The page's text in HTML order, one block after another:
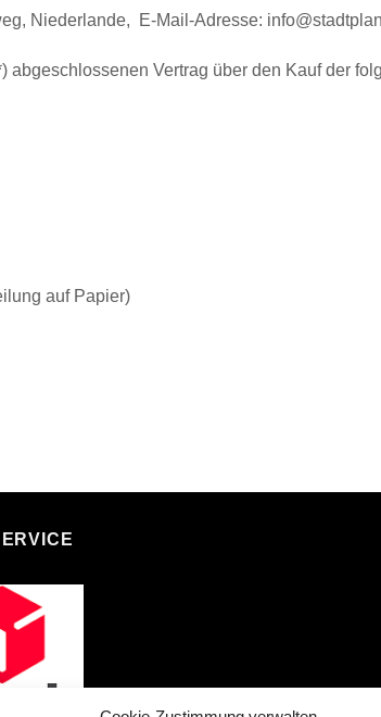
Niederlande, E-Mail-Adresse:
abgeschlossenen Vertrag über den Kauf der
auf Papier)